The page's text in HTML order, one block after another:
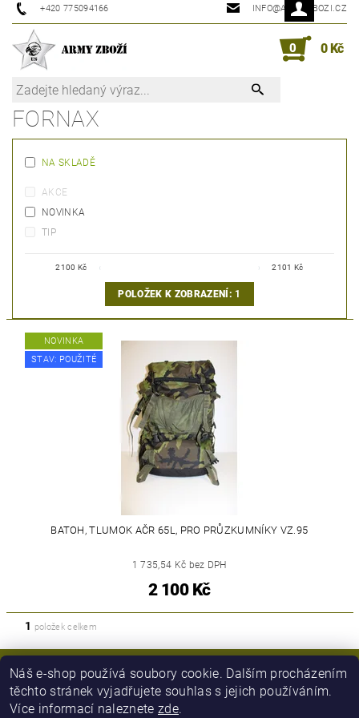
+420 775094166 INFO@ARMYZBOZI.CZ
0 0 Kč
FORNAX
NA SKLADĚ
AKCE
NOVINKA
TIP
2100 Kč 2101 Kč
POLOŽEK K ZOBRAZENÍ: 1
NOVINKA
STAV: POUŽITÉ
BATOH, TLUMOK AČR 65L, PRO PRŮZKUMNÍKY VZ.95
1 735,54 Kč bez DPH
2 100 Kč
1 položek celkem
Náš e-shop používá soubory cookie. Dalším procházením
těchto stránek vyjadřujete souhlas s jejich používáním.
Více informací naleznetezde.